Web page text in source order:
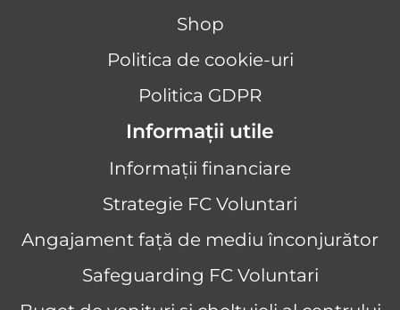
Shop
Politica de cookie-uri
Politica GDPR
Informații utile
Informații financiare
Strategie FC Voluntari
Angajament față de mediu înconjurător
Safeguarding FC Voluntari